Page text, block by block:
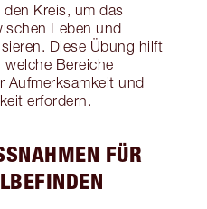
Kreis, um das
Leben und
Diese Übung hilft
welche Bereiche
Aufmerksamkeit und
erfordern.
FÜR D